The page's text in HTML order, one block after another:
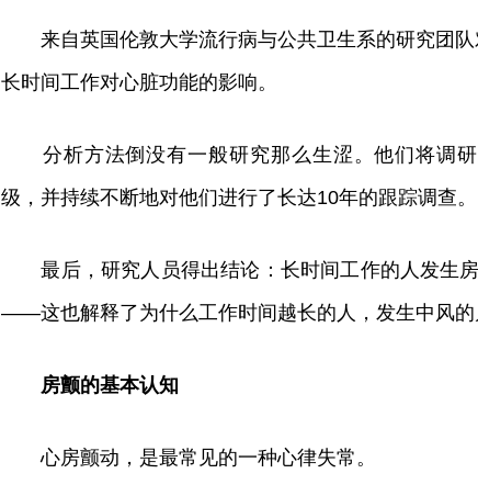
来自英国伦敦大学流行病与公共卫生系的研究团队
长时间工作对心脏功能的影响。
分析方法倒没有一般研究那么生涩。他们将调研
级，并持续不断地对他们进行了长达10年的跟踪调查。
最后，研究人员得出结论：长时间工作的人发生
——这也解释了为什么工作时间越长的人，发生中风的
房颤的基本认知
心房颤动，是最常见的一种心律失常。